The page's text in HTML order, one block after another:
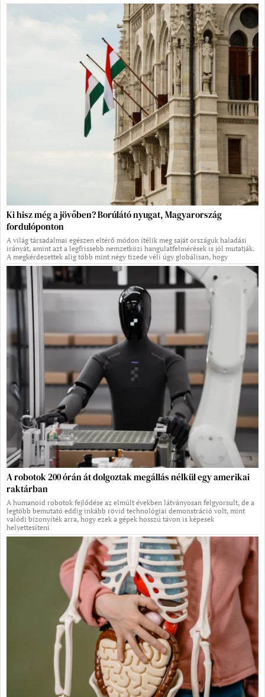
Ki hisz még a jövőben? Borúlátó nyugat, Magyarország
fordulóponton
A világ társadalmai egészen eltérő módon ítélik meg saját országuk haladási
irányát, amint azt a legfrissebb nemzetközi hangulatfelmérések is jól mutatják.
A megkérdezettek alig több mint négy tizede véli úgy globálisan, hogy
A robotok 200 órán át dolgoztak megállás nélkül egy amerikai
raktárban
A humanoid robotok fejlődése az elmúlt években látványosan felgyorsult, de a
legtöbb bemutató eddig inkább rövid technológiai demonstráció volt, mint
valódi bizonyíték arra, hogy ezek a gépek hosszú távon is képesek
helyettesíteni